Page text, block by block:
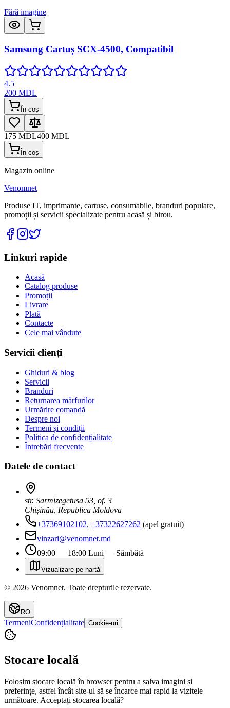
Fără imagine
Samsung Cartuș SCX-4500, Compatibil
4.5
200 MDL
În coș
175 MDL400 MDL
În coș
Magazin online
Venomnet
Produse IT, imprimante, cartușe, consumabile, branduri populare,
promoții și servicii specializate pentru acasă și birou.
Linkuri rapide
Acasă
Catalog produse
Promoții
Livrare
Plată
Contacte
Cele mai vândute
Servicii clienți
Ghiduri & blog
Servicii
Branduri
Returnarea mărfurilor
Urmărire comandă
Despre noi
Termeni și condiții
Politica de confidențialitate
Întrebări frecvente
Datele de contact
str. Sarmizegetusa 53, of. 3
Chișinău, Republica Moldova
+37369102102, +37322627262 (apel gratuit)
vinzari@venomnet.md
09:00 — 18:00 Luni — Sâmbătă
Vizualizare pe hartă
© 2026 Venomnet. Toate drepturile rezervate.
RO
TermeniConfidențialitate Cookie-uri
Stocare locală
Folosim stocare locală în browser pentru a salva imagini și
preferințe, astfel încât site-ul să se încarce mai rapid la vizitele
următoare. Acceptați stocarea locală?